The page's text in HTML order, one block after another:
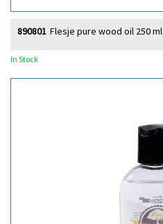
Flesje pure wood oil 250 ml
890801
In Stock